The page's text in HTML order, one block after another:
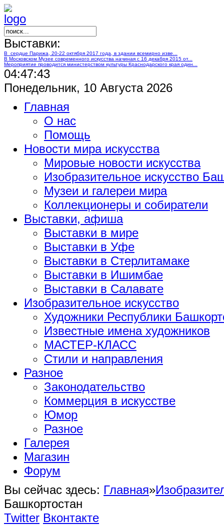
Выставки:
В сердце Парижа, 20-22 октября 2017 года, в здании всемирно изве...
В Московском Музее современного искусства начиная с 16 декабря 2015 от...
Мероприятие проводится министерством культуры Краснодарского края один...
04:47:44
Понедельник, 10 Августа 2026
Главная
О нас
Помощь
Новости мира искусства
Мировые новости искусства
Изобразительное искусство
Музеи и галереи мира
Коллекционеры и собиратели
Выставки, афиша
Выставки в мире
Выставки в Уфе
Выставки в Стерлитамаке
Выставки в Ишимбае
Выставки в Салавате
Изобразительное искусство
Художники Республики
Известные имена художников
МАСТЕР-КЛАСС
Стили и направления
Разное
Законодательство
Коммерция в искусстве
Юмор
Разное
Галерея
Магазин
Форум
Вы сейчас здесь: Главная»
Башкортостан
Twitter Вконтакте